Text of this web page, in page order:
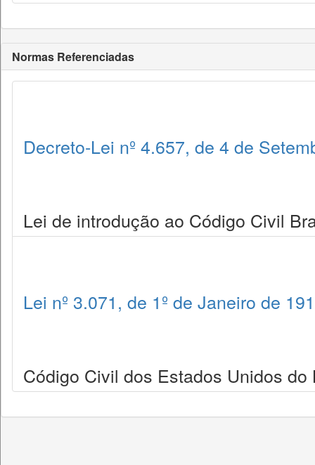
Normas Referenciadas
Decreto-Lei nº 4.657, de 4 de
Lei de introdução ao Código Civil
Lei nº 3.071, de 1º de Janeiro de
Código Civil dos Estados Unidos do